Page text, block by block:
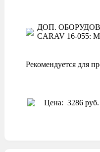
ДОП.
CARAV 16-055:
Рекомендуется для
Цена: 3286 руб.